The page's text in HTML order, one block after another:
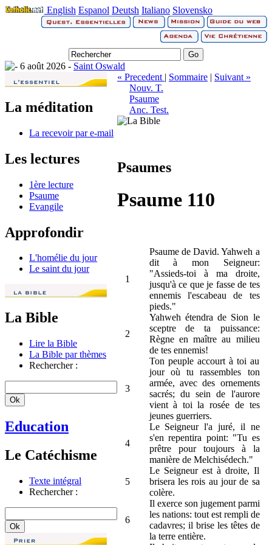
English Espanol Deutsh Italiano Slovensko
6 août 2026 - Saint Oswald
La méditation
La recevoir par e-mail
Les lectures
1ère lecture
Psaume
Evangile
Approfondir
L'homélie du jour
Le saint du jour
La Bible
Lire la Bible
La Bible par thèmes
Rechercher :
Education
Le Catéchisme
Texte intégral
Rechercher :
« Precedent | Sommaire | Suivant »
Nouv. T.
Psaume
Anc. Test.
Psaumes
Psaume 110
1
Psaume de David. Yahweh a
dit à mon Seigneur:
"Assieds-toi à ma droite,
jusqu'à ce que je fasse de tes
ennemis l'escabeau de tes
pieds."
2
Yahweh étendra de Sion le
sceptre de ta puissance:
Règne en maître au milieu
de tes ennemis!
3
Ton peuple accourt à toi au
jour où tu rassembles ton
armée, avec des ornements
sacrés; du sein de l'aurore
vient à toi la rosée de tes
jeunes guerriers.
4
Le Seigneur l'a juré, il ne
s'en repentira point: "Tu es
prêtre pour toujours à la
manière de Melchisédech."
5
Le Seigneur est à droite, Il
brisera les rois au jour de sa
colère.
6
Il exerce son jugement parmi
les nations: tout est rempli de
cadavres; il brise les têtes de
la terre entière.